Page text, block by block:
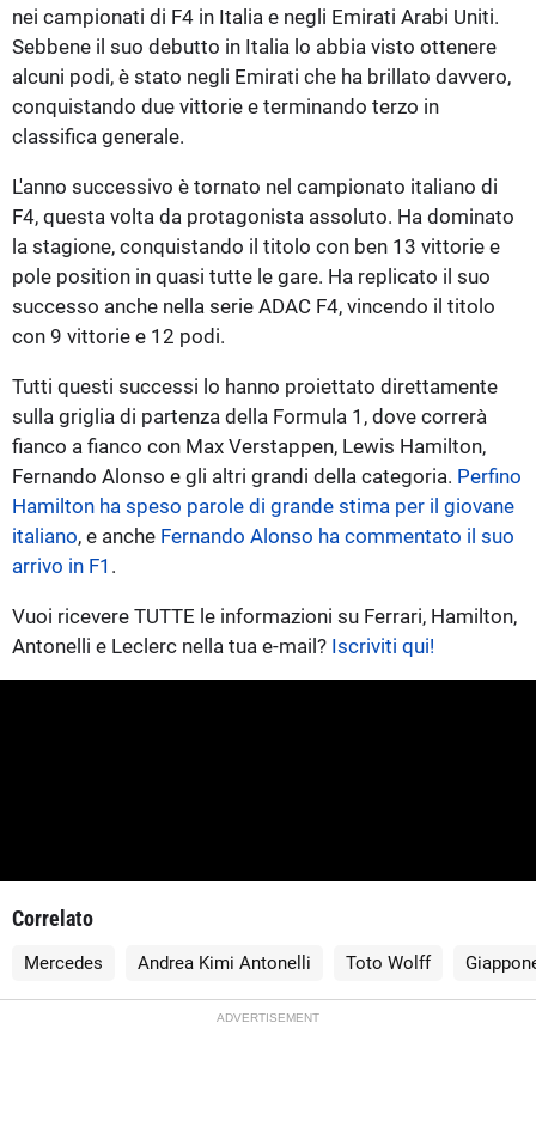
nei campionati di F4 in Italia e negli Emirati Arabi Uniti.
Sebbene il suo debutto in Italia lo abbia visto ottenere
alcuni podi, è stato negli Emirati che ha brillato davvero,
conquistando due vittorie e terminando terzo in
classifica generale.
L'anno successivo è tornato nel campionato italiano di
F4, questa volta da protagonista assoluto. Ha dominato
la stagione, conquistando il titolo con ben 13 vittorie e
pole position in quasi tutte le gare. Ha replicato il suo
successo anche nella serie ADAC F4, vincendo il titolo
con 9 vittorie e 12 podi.
Tutti questi successi lo hanno proiettato direttamente
sulla griglia di partenza della Formula 1, dove correrà
fianco a fianco con Max Verstappen, Lewis Hamilton,
Fernando Alonso e gli altri grandi della categoria. Perfino
Hamilton ha speso parole di grande stima per il giovane
italiano, e anche Fernando Alonso ha commentato il suo
arrivo in F1 .
Vuoi ricevere TUTTE le informazioni su Ferrari, Hamilton,
Antonelli e Leclerc nella tua e-mail? Iscriviti qui!
Correlato
Mercedes Andrea Kimi Antonelli Toto Wolff
ADVERTISEMENT